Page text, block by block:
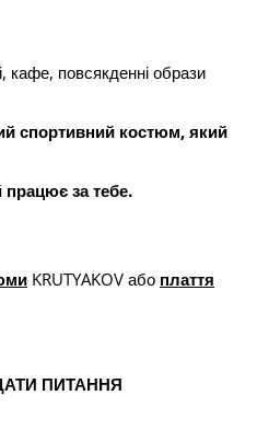
кафе, повсякденні образи
спортивний костюм, який
за тебе.
KRUTYAKOV або плаття
ПИТАННЯ